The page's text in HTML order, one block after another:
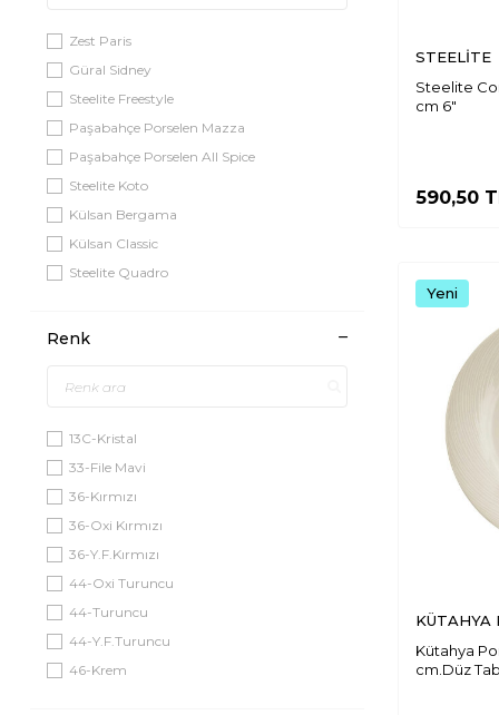
VİLLEROY&BOCH
Zest Paris
Güral Sidney
Steelite Freestyle
Paşabahçe Porselen Mazza
Paşabahçe Porselen All Spice
Steelite Koto
Külsan Bergama
Külsan Classic
Steelite Quadro
Güral Delta
Külsan Kplus
Villeroy & Boch Blossom
Güral London
Porland Stoneware
Zest Arno
Steelite Ceaft
Steelite Amari
Steelite Rio
Külsan Grey Granite
Villeroy & Boch Flow
Renk
13C-Kristal
33-File Mavi
36-Kırmızı
36-Oxi Kırmızı
36-Y.F.Kırmızı
44-Oxi Turuncu
44-Turuncu
44-Y.F.Turuncu
46-Krem
STEELİTE
Steelite
cm 6"
590,50
Yeni
KÜTAHYA
Kütahya
cm.Düz